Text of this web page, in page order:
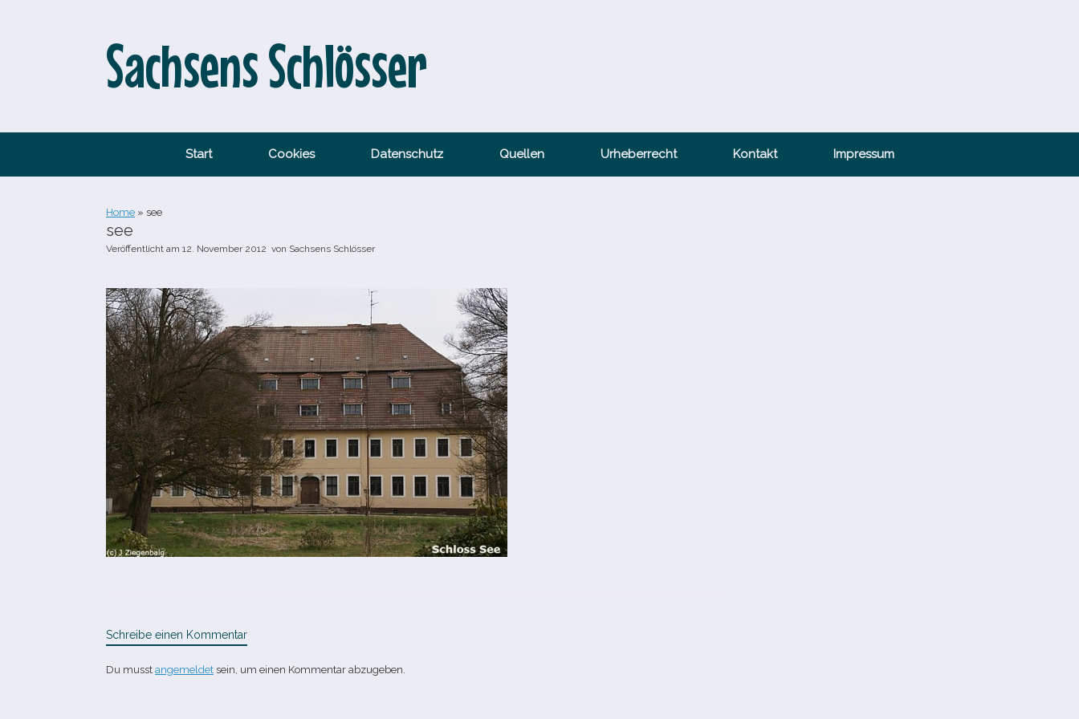
Sachsens Schlösser
Start Cookies Datenschutz Quellen Urheberrecht Kontakt Impressum
Home » see
see
Veröffentlicht am 12. November 2012 von Sachsens Schlösser
Schreibe einen Kommentar
Du musst angemeldet sein, um einen Kommentar abzugeben.